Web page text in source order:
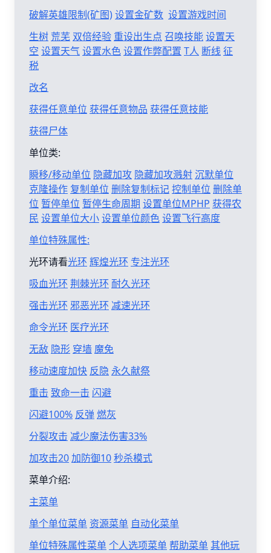
破解英雄限制(矿图)设置金矿数 设置游戏时间
生树 荒芜 双倍经验 重设出生点 召唤技能设置天
空 设置天气设置水色设置作弊配置 T人 断线征
税
改名
获得任意单位 获得任意物品 获得任意技能
获得尸体
单位类:
瞬移/移动单位 隐藏加攻 隐藏加攻溅射沉默单位
克隆操作 复制单位 删除复制标记控制单位 删除单
位 暂停单位 暂停生命周期 设置单位MPHP 获得农
民 设置单位大小设置单位颜色设置飞行高度
单位特殊属性:
光环请看光环 辉煌光环 专注光环
吸血光环 荆棘光环 耐久光环
强击光环 邪恶光环 减速光环
命令光环 医疗光环
无敌 隐形 穿墙 魔免
移动速度加快 反隐 永久献祭
重击 致命一击 闪避
闪避100% 反弹燃灰
分裂攻击 减少魔法伤害33%
加攻击20加防御10秒杀模式
菜单介绍:
主菜单
单个单位菜单 资源菜单 自动化菜单
单位特殊属性菜单个人选项菜单帮助菜单其他玩